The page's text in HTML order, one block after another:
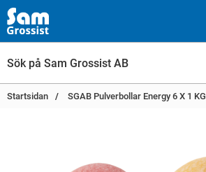
Startsidan SGAB Pulverbollar Energy 6 X 1 KG